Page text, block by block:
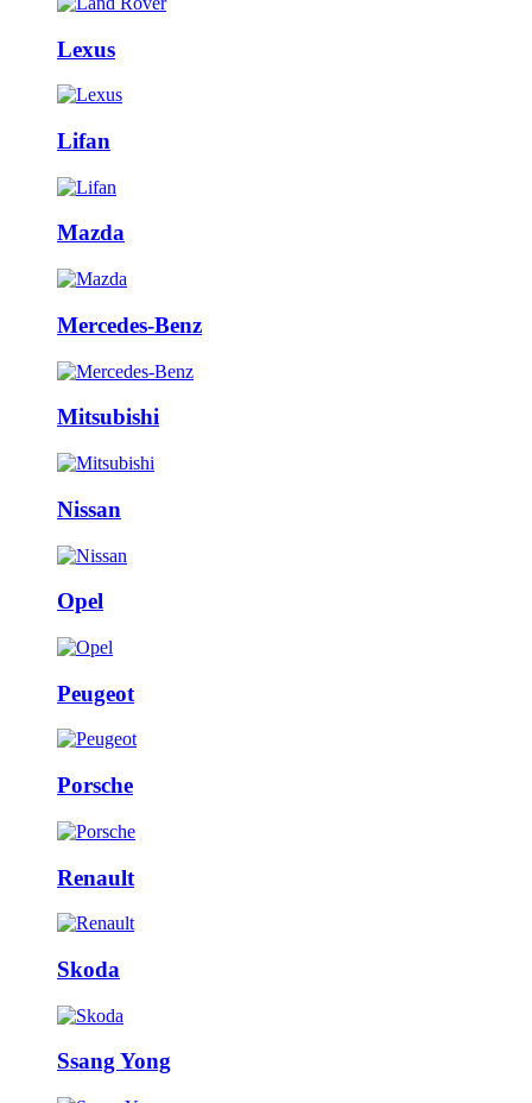
Lexus
Lifan
Mazda
Mercedes-Benz
Mitsubishi
Nissan
Opel
Peugeot
Porsche
Renault
Skoda
Ssang Yong